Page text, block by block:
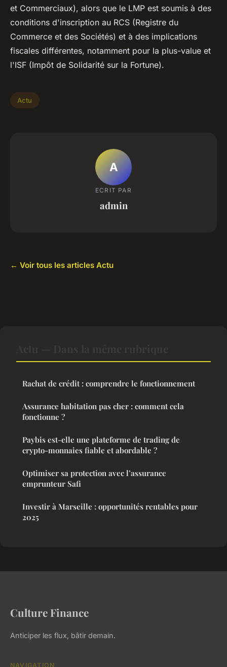
et Commerciaux), alors que le LMP est soumis à des
conditions d'inscription au RCS (Registre du
Commerce et des Sociétés) et à des implications
fiscales différentes, notamment pour la plus-value et
l'ISF (Impôt de Solidarité sur la Fortune).
Actu
A
ECRIT PAR
admin
← Voir tous les articles Actu
Rachat de crédit : comprendre le fonctionnement
Assurance habitation pas cher : comment cela
fonctionne ?
Paybis est-elle une plateforme de trading de
crypto-monnaies fiable et abordable ?
Optimiser sa protection avec l’assurance
emprunteur Safi
Investir à Marseille : opportunités rentables pour
2025
Culture Finance
Anticiper les flux, bâtir demain.
NAVIGATION